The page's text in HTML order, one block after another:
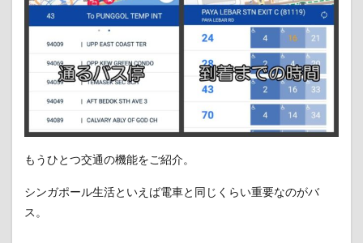
もうひとつ交通の機能をご紹介。
シンガポール生活といえば電車と同じくらい重要なのがバ
ス。